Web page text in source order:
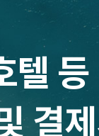
텔 등
결